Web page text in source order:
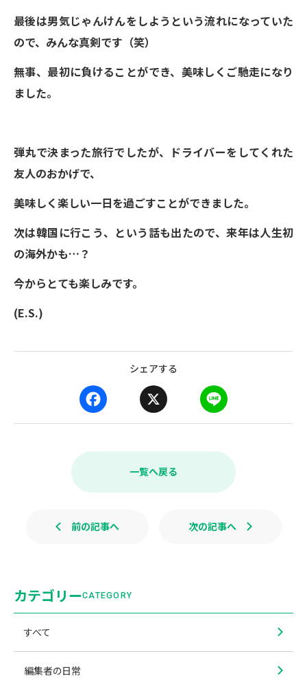
最後は男気じゃんけんをしようという流れになっていた
ので、みんな真剣です（笑）
無事、最初に負けることができ、美味しくご馳走になり
ました。
弾丸で決まった旅行でしたが、ドライバーをしてくれた
友人のおかげで、
美味しく楽しい一日を過ごすことができました。
次は韓国に行こう、という話も出たので、来年は人生初
の海外かも…？
今からとても楽しみです。
(E.S.)
シェアする
a
e
k
i
e
一覧へ戻る
前の記事へ 次の記事へ
カテゴリーCATEGORY
すべて
編集者の日常